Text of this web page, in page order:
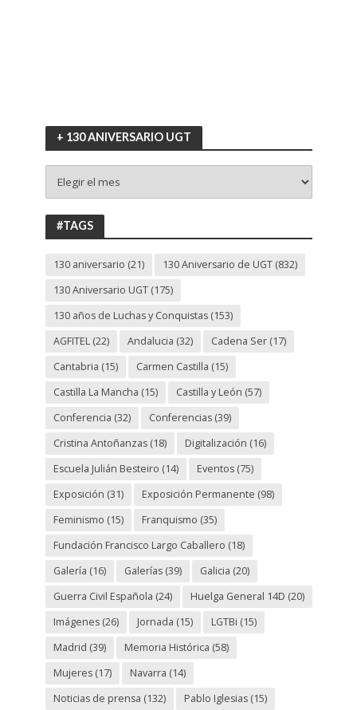
+ 130 ANIVERSARIO UGT
130
ANIVERSARIO
UGT
#TAGS
130 aniversario (21) 130 Aniversario de UGT(832)
130 Aniversario UGT(175)
130 años de Luchas y Conquistas(153)
AGFITEL(22) Andalucia (32) Cadena Ser(17)
Cantabria (15) Carmen Castilla (15)
Castilla La Mancha (15) Castilla y León (57)
Conferencia (32) Conferencias(39)
Cristina Antoñanzas(18) Digitalización (16)
Escuela Julián Besteiro (14) Eventos(75)
Exposición (31) Exposición Permanente (98)
Feminismo (15) Franquismo (35)
Fundación Francisco Largo Caballero (18)
Galería (16) Galerías(39) Galicia (20)
Guerra Civil Española (24) Huelga General 14D (20)
Imágenes(26) Jornada (15) LGTBi (15)
Madrid (39) Memoria Histórica (58)
Mujeres(17) Navarra (14)
Noticias de prensa (132) Pablo Iglesias(15)